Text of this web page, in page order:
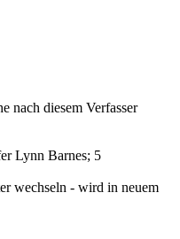
nach diesem Verfasser
Lynn Barnes; 5
wechseln - wird in neuem